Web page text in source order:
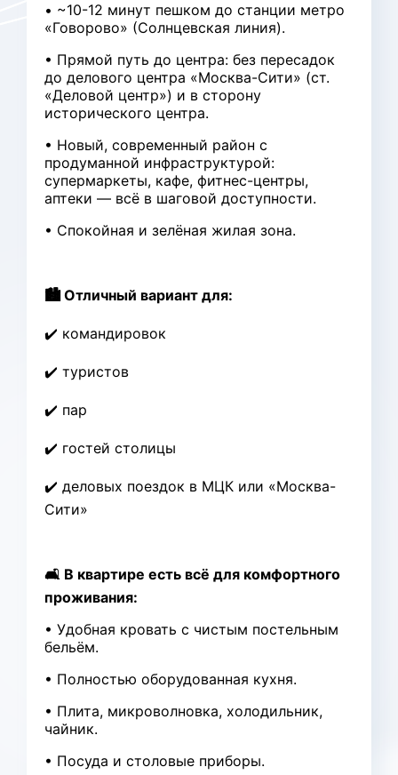
• ~10-12 минут пешком до станции метро
«Говорово» (Солнцевская линия).
• Прямой путь до центра: без пересадок
до делового центра «Москва-Сити» (ст.
«Деловой центр») и в сторону
исторического центра.
• Новый, современный район с
продуманной инфраструктурой:
супермаркеты, кафе, фитнес-центры,
аптеки — всё в шаговой доступности.
• Спокойная и зелёная жилая зона.
🏙️ Отличный вариант для:
✔️ командировок
✔️ туристов
✔️ пар
✔️ гостей столицы
✔️ деловых поездок в МЦК или «Москва-
Сити»
🛋 В квартире есть всё для комфортного
проживания:
• Удобная кровать с чистым постельным
бельём.
• Полностью оборудованная кухня.
• Плита, микроволновка, холодильник,
чайник.
• Посуда и столовые приборы.